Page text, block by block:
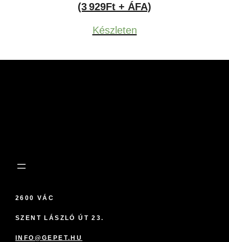
(3 929Ft + ÁFA)
Készleten
2600 VÁC
SZENT LÁSZLÓ ÚT 23.
INFO@GEPET.HU